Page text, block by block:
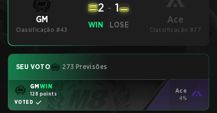
GM
Classificação #43
WIN
2 - 1
LOSE Ace
Classificação #77
SEU VOTO 273 Previsões
GMWIN
128 points
VOTED
Ace
4%